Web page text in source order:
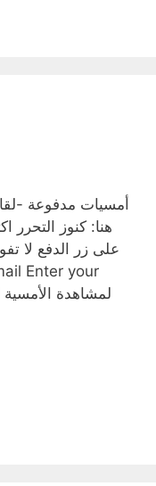
أمسيات مدفوعة -
هنا: كنوز التحرر
على زر الدفع لا
Enter your